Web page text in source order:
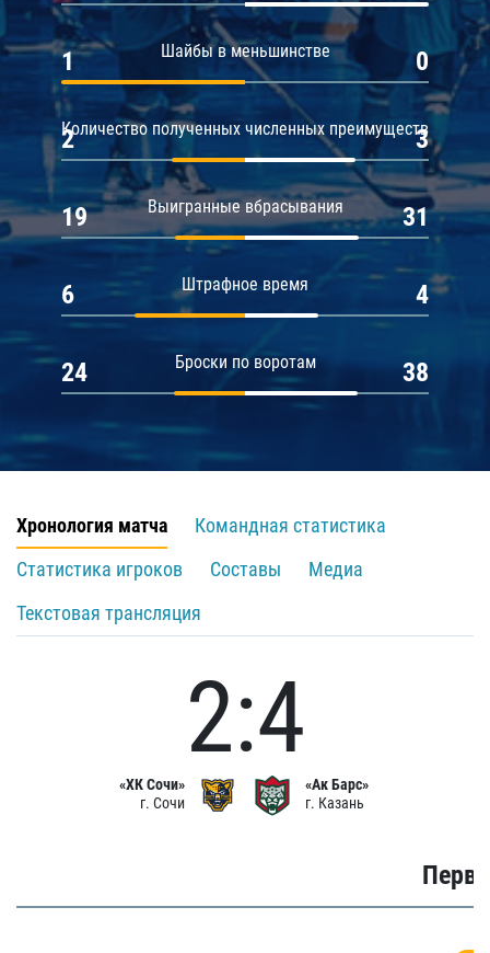
Шайбы в меньшинстве
1 0
Количество полученных численных преимуществ
2 3
Выигранные вбрасывания
19 31
Штрафное время
6 4
Броски по воротам
24 38
Хронология матча
Командная статистика
Статистика игроков
Составы
Медиа
Текстовая трансляция
«ХК Сочи»
г. Сочи
2:4
«Ак Барс»
г. Казань